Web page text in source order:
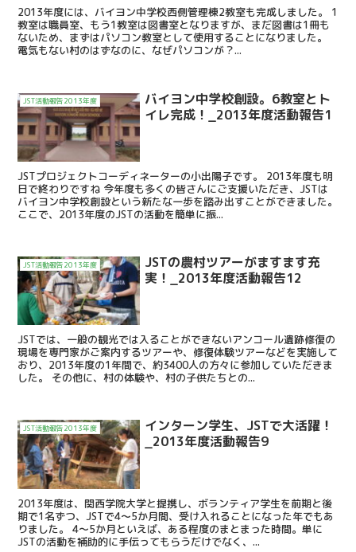
2013年度には、バイヨン中学校西側管理棟2教室も完成しました。 1
教室は職員室、もう1教室は図書室となりますが、まだ図書は1冊も
ないため、まずはパソコン教室として使用することになりました。
電気もない村のはずなのに、なぜパソコンが？...
JST活動報告2013年度
バイヨン中学校創設。6教室とト
イレ完成！_2013年度活動報告1
JSTプロジェクトコーディネーターの小出陽子です。 2013年度も明
日で終わりですね 今年度も多くの皆さんにご支援いただき、JSTは
バイヨン中学校創設という新たな一歩を踏み出すことができました。
ここで、2013年度のJSTの活動を簡単に振...
JST活動報告2013年度
JSTの農村ツアーがますます充
実！_2013年度活動報告12
JSTでは、一般の観光では入ることができないアンコール遺跡修復の
現場を専門家がご案内するツアーや、修復体験ツアーなどを実施して
おり、2013年度の1年間で、約3400人の方々に参加していただきま
した。 その他に、村の体験や、村の子供たちとの...
JST活動報告2013年度
インターン学生、JSTで大活躍！
_2013年度活動報告9
2013年度は、関西学院大学と提携し、ボランティア学生を前期と後
期で1名ずつ、JSTで4～5か月間、受け入れることになった年でもあ
りました。 4～5か月といえば、ある程度のまとまった時間。単に
JSTの活動を補助的に手伝ってもらうだけでなく、...